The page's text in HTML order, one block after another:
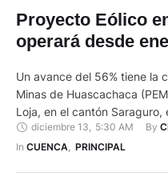
Proyecto Eólico
operará desde
Un avance del 56% tiene la
Minas de Huascachaca
Loja, en el cantón
Yuluc. Se trata de una
aprovecha los fuertes
diciembre 13 5:30 AM By
In CUENCA, PRINCIPAL